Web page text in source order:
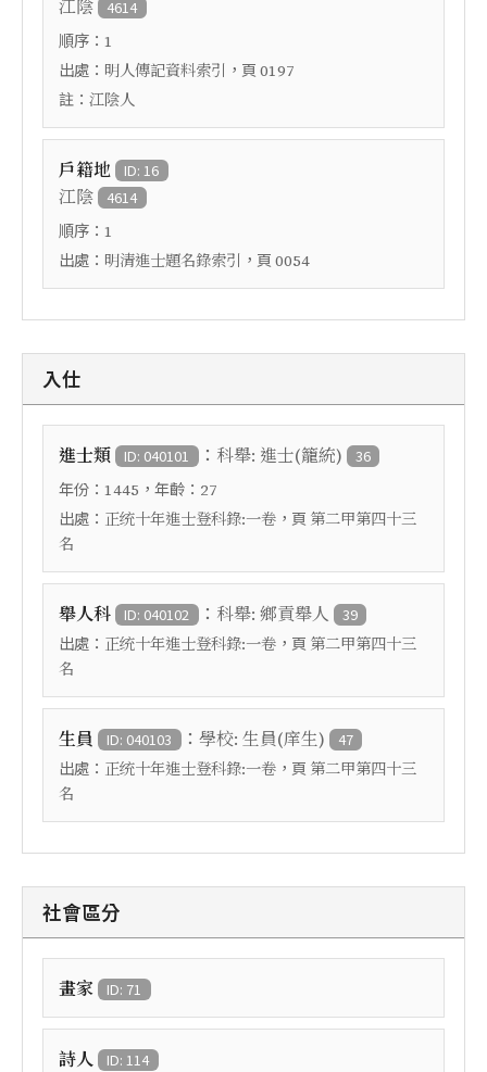
江陰 4614
順序： 1
出處： 明人傳記資料索引 ，頁 0197
註： 江陰人
戶籍地 ID: 16
江陰 4614
順序： 1
出處： 明清進士題名錄索引 ，頁 0054
入仕
進士類 ID: 040101 ： 科舉: 進士(籠統) 36
年份： 1445 ，年齡： 27
出處： 正统十年進士登科錄:一卷 ，頁 第二甲第四十三
名
舉人科 ID: 040102 ： 科舉: 鄉貢舉人 39
出處： 正统十年進士登科錄:一卷 ，頁 第二甲第四十三
名
生員 ID: 040103 ： 學校: 生員(庠生) 47
出處： 正统十年進士登科錄:一卷 ，頁 第二甲第四十三
名
社會區分
畫家 ID: 71
詩人 ID: 114